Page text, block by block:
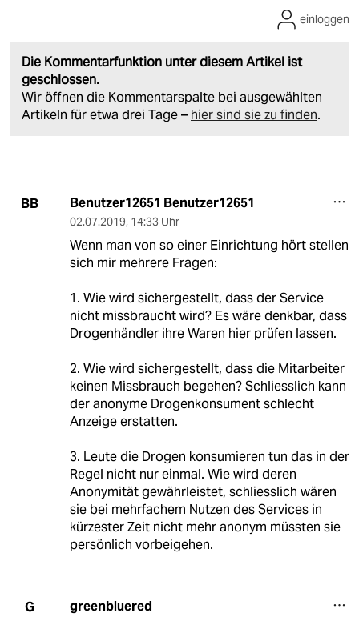
Die Kommentarfunktion unter diesem Artikel ist
geschlossen.
Wir öffnen die Kommentarspalte bei ausgewählten
Artikeln für etwa drei Tage – hier sind sie zu finden.
einloggen
BB Benutzer12651 Benutzer12651
02.07.2019, 14:33 Uhr
Wenn man von so einer Einrichtung hört stellen
sich mir mehrere Fragen:
1. Wie wird sichergestellt, dass der Service
nicht missbraucht wird? Es wäre denkbar, dass
Drogenhändler ihre Waren hier prüfen lassen.
2. Wie wird sichergestellt, dass die Mitarbeiter
keinen Missbrauch begehen? Schliesslich kann
der anonyme Drogenkonsument schlecht
Anzeige erstatten.
3. Leute die Drogen konsumieren tun das in der
Regel nicht nur einmal. Wie wird deren
Anonymität gewährleistet, schliesslich wären
sie bei mehrfachem Nutzen des Services in
kürzester Zeit nicht mehr anonym müssten sie
persönlich vorbeigehen.
G greenbluered